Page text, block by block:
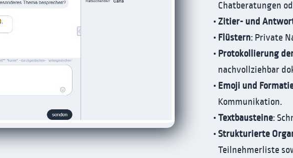
Chatberatungen
Zitier- und
Flüstern: Private
Protokollierung
nachvollziehbar
Emoji und
Kommunikation.
Textbausteine:
Strukturierte
Teilnehmerliste